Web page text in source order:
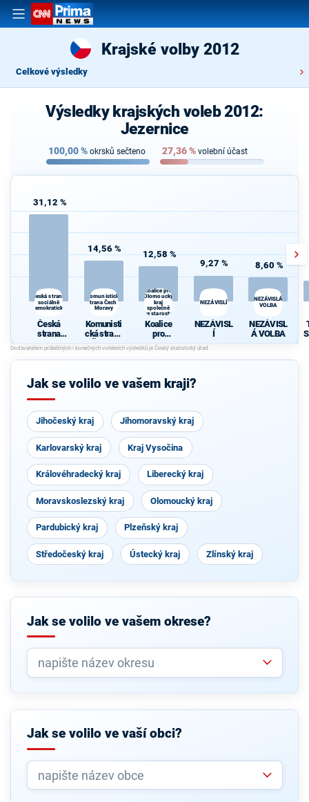
Krajské volby 2012
Celkové výsledky
Výsledky krajských voleb 2012:
Jezernice
100,00% okrsků sečteno 27,36% volební účast
31,12 %
Česká strana
sociálně
demokratická
Česká
strana
sociálně
demokrati
cká
14,56 %
Komunistická
strana Čech a
Moravy
Komunisti
cká strana
Čech a
Moravy
12,58 %
Koalice pro
Olomoucký
kraj
společně
se starosty
Koalice
pro
Olomouck
ý kraj
společně
starosty
9,27 %
NEZÁVISLÍ
NEZÁVISL
Í
8,60 %
NEZÁVISLÁ
VOLBA
NEZÁVISL
Á VOLBA
Jak se volilo ve vašem kraji?
Jihočeský kraj Jihomoravský kraj
Karlovarský kraj Kraj Vysočina
Královéhradecký kraj Liberecký kraj
Moravskoslezský kraj Olomoucký kraj
Pardubický kraj Plzeňský kraj
Středočeský kraj Ústecký kraj Zlínský kraj
Jak se volilo ve vašem okrese?
Jak se volilo ve vaší obci?